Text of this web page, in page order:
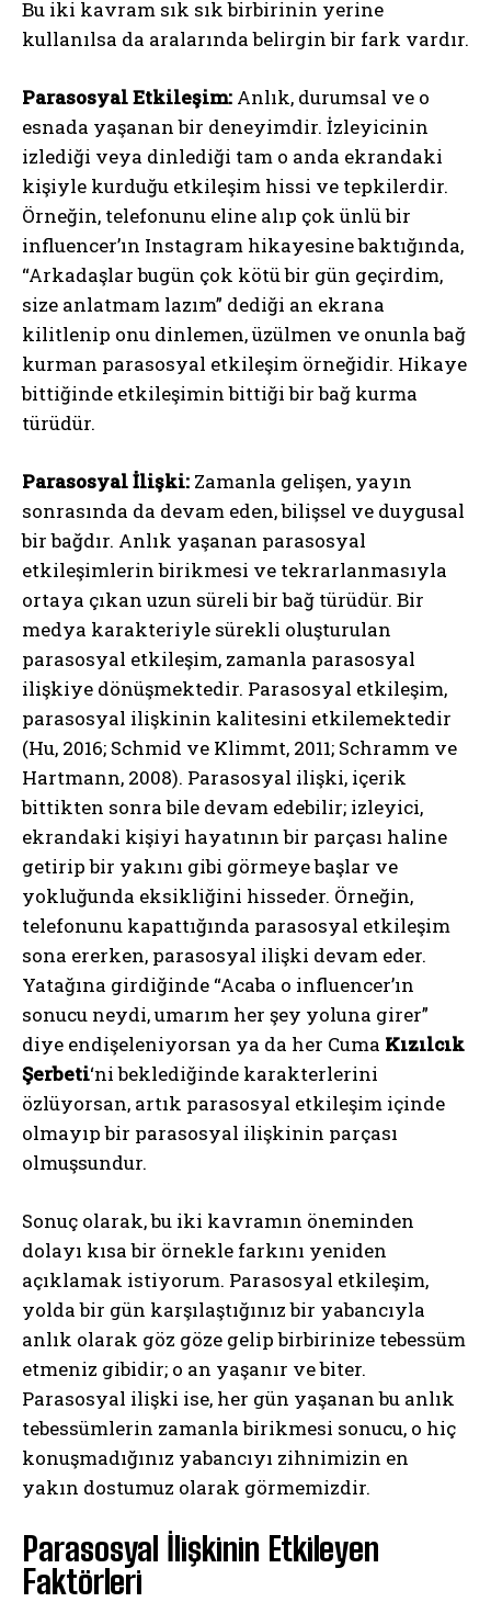
Bu iki kavram sık sık birbirinin yerine
kullanılsa da aralarında belirgin bir fark vardır.
Parasosyal Etkileşim: Anlık, durumsal ve o
esnada yaşanan bir deneyimdir. İzleyicinin
izlediği veya dinlediği tam o anda ekrandaki
kişiyle kurduğu etkileşim hissi ve tepkilerdir.
Örneğin, telefonunu eline alıp çok ünlü bir
influencer’ın Instagram hikayesine baktığında,
“Arkadaşlar bugün çok kötü bir gün geçirdim,
size anlatmam lazım” dediği an ekrana
kilitlenip onu dinlemen, üzülmen ve onunla bağ
kurman parasosyal etkileşim örneğidir. Hikaye
bittiğinde etkileşimin bittiği bir bağ kurma
türüdür.
Parasosyal İlişki: Zamanla gelişen, yayın
sonrasında da devam eden, bilişsel ve duygusal
bir bağdır. Anlık yaşanan parasosyal
etkileşimlerin birikmesi ve tekrarlanmasıyla
ortaya çıkan uzun süreli bir bağ türüdür. Bir
medya karakteriyle sürekli oluşturulan
parasosyal etkileşim, zamanla parasosyal
ilişkiye dönüşmektedir. Parasosyal etkileşim,
parasosyal ilişkinin kalitesini etkilemektedir
(Hu, 2016; Schmid ve Klimmt, 2011; Schramm ve
Hartmann, 2008). Parasosyal ilişki, içerik
bittikten sonra bile devam edebilir; izleyici,
ekrandaki kişiyi hayatının bir parçası haline
getirip bir yakını gibi görmeye başlar ve
yokluğunda eksikliğini hisseder. Örneğin,
telefonunu kapattığında parasosyal etkileşim
sona ererken, parasosyal ilişki devam eder.
Yatağına girdiğinde “Acaba o influencer’ın
sonucu neydi, umarım her şey yoluna girer”
diye endişeleniyorsan ya da her Cuma Kızılcık
Şerbeti‘ni beklediğinde karakterlerini
özlüyorsan, artık parasosyal etkileşim içinde
olmayıp bir parasosyal ilişkinin parçası
olmuşsundur.
Sonuç olarak, bu iki kavramın öneminden
dolayı kısa bir örnekle farkını yeniden
açıklamak istiyorum. Parasosyal etkileşim,
yolda bir gün karşılaştığınız bir yabancıyla
anlık olarak göz göze gelip birbirinize tebessüm
etmeniz gibidir; o an yaşanır ve biter.
Parasosyal ilişki ise, her gün yaşanan bu anlık
tebessümlerin zamanla birikmesi sonucu, o hiç
konuşmadığınız yabancıyı zihnimizin en
yakın dostumuz olarak görmemizdir.
Parasosyal İlişkinin Etkileyen
Faktörleri